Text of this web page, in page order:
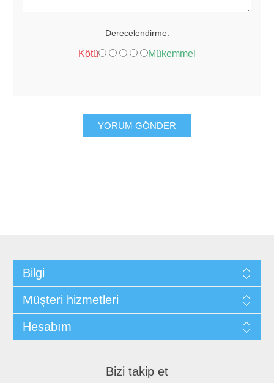
Derecelendirme:
Kötü Mükemmel
YORUM GÖNDER
Bilgi
Müşteri hizmetleri
Hesabım
Bizi takip et